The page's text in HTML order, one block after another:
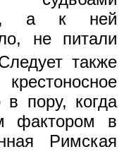
а к ней
не питали
также
в пору, когда
фактором в
Римская